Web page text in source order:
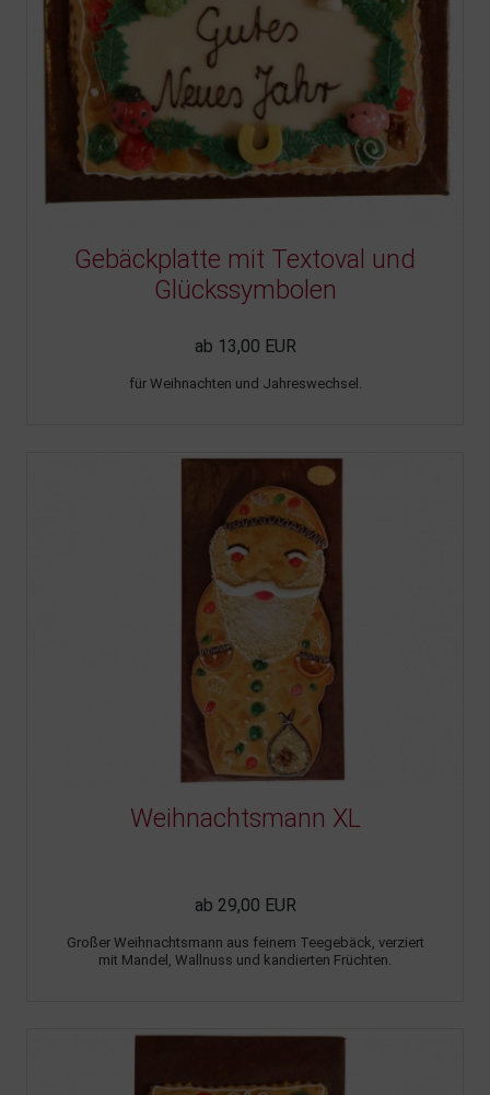
Gebäckplatte mit Textoval und
Glückssymbolen
ab 13,00 EUR
für Weihnachten und Jahreswechsel.
Weihnachtsmann XL
ab 29,00 EUR
Großer Weihnachtsmann aus feinem Teegebäck, verziert
mit Mandel, Wallnuss und kandierten Früchten.